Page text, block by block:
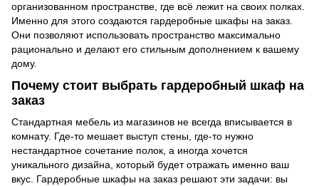
организованном пространстве, где всё лежит на своих полках.
Именно для этого создаются гардеробные шкафы на заказ.
Они позволяют использовать пространство максимально
рационально и делают его стильным дополнением к вашему
дому.
Почему стоит выбрать гардеробный шкаф на
заказ
Стандартная мебель из магазинов не всегда вписывается в
комнату. Где-то мешает выступ стены, где-то нужно
нестандартное сочетание полок, а иногда хочется
уникального дизайна, который будет отражать именно ваш
вкус. Гардеробные шкафы на заказ решают эти задачи: вы